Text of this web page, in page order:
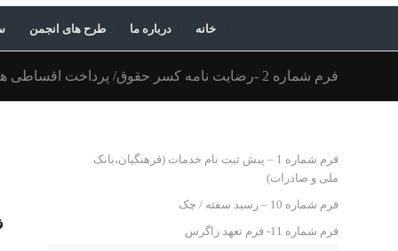
خانه درباره ما طرح های انجمن
فرم شماره 2 -رضایت نامه کسر حقوق/ پرداخت اقساطی هزینه
فرم شماره 1 – پبش ثبت نام خدمات (فرهنگیان،بانک
ملی و صادرات)
فرم شماره 10 – رسید سفته / چک
فرم شماره 11- فرم تعهد زاگرس